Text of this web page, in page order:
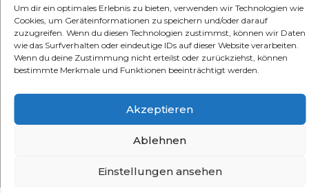
Um dir ein optimales Erlebnis zu bieten, verwenden wir Technologien wie
Cookies, um Geräteinformationen zu speichern und/oder darauf
zuzugreifen. Wenn du diesen Technologien zustimmst, können wir Daten
wie das Surfverhalten oder eindeutige IDs auf dieser Website verarbeiten.
Wenn du deine Zustimmung nicht erteilst oder zurückziehst, können
bestimmte Merkmale und Funktionen beeinträchtigt werden.
Akzeptieren
Ablehnen
Einstellungen ansehen
Feldmannstraße 26
66119 Saarbrücken
Tel. 0681 / 3905263
Fax. 0681 / 3904620
eMail:info@e-fsh.de
Aktuelle BGH Urteile Referenzen Blog Stellenangebote
Impressum Cookie-Richtlinie (EU)